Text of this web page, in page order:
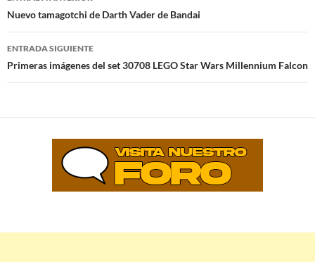
de
entradas
Nuevo tamagotchi de Darth Vader de Bandai
ENTRADA SIGUIENTE
Primeras imágenes del set 30708 LEGO Star Wars Millennium Falcon